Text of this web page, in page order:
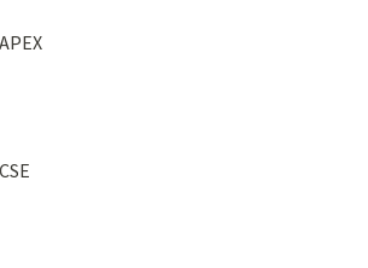
APEX
CSE